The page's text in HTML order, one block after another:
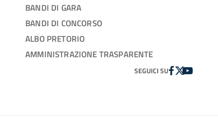
BANDI DI GARA
BANDI DI CONCORSO
ALBO PRETORIO
AMMINISTRAZIONE TRASPARENTE
SEGUICI SUFACEBOOK
TWITTER
YOUTUBE